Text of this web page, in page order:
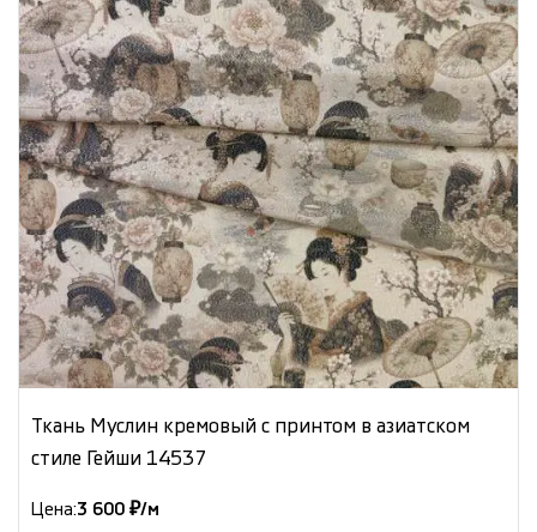
Ткань Муслин кремовый с принтом в азиатском
стиле Гейши 14537
Цена:3 600 ₽/м